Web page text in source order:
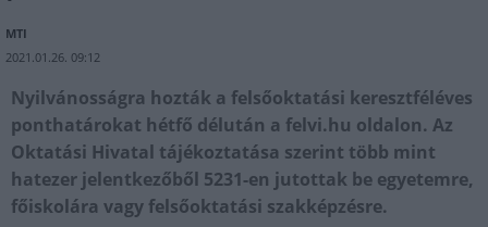
MTI
2021.01.26. 09:12
Nyilvánosságra hozták a felsőoktatási keresztféléves
ponthatárokat hétfő délután a felvi.hu oldalon. Az
Oktatási Hivatal tájékoztatása szerint több mint
hatezer jelentkezőből 5231-en jutottak be egyetemre,
főiskolára vagy felsőoktatási szakképzésre.